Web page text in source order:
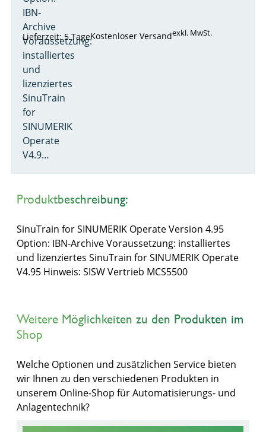
IBN-
Archive
Voraussetzung:
installiertes
und
lizenziertes
SinuTrain
for
SINUMERIK
Operate
V4.9…
Lieferzeit: 5 TageKostenloser Versandexkl. MwSt.
Produktbeschreibung:
SinuTrain for SINUMERIK Operate Version 4.95
Option: IBN-Archive Voraussetzung: installiertes
und lizenziertes SinuTrain for SINUMERIK Operate
V4.95 Hinweis: SISW Vertrieb MCS5500
Weitere Möglichkeiten zu den Produkten im
Shop
Welche Optionen und zusätzlichen Service bieten
wir Ihnen zu den verschiedenen Produkten in
unserem Online-Shop für Automatisierungs- und
Anlagentechnik?